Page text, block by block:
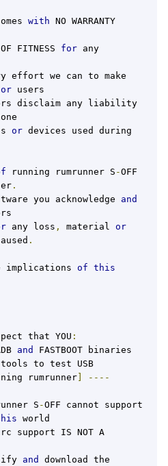
with
OF FITNESS for any
users
or
running rumrunner S -OFF
.
you acknowledge and
any loss , material or
.
implications of this
that YOU :
and
to test USB
rumrunner
----
S -OFF cannot support
support IS NOT A
and
download the